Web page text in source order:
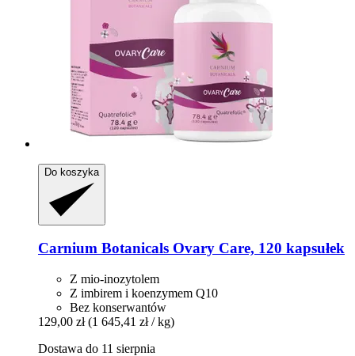
Do koszyka
Carnium Botanicals Ovary Care, 120 kapsułek
Z mio-inozytolem
Z imbirem i koenzymem Q10
Bez konserwantów
129,00 zł (1 645,41 zł / kg)
Dostawa do 11 sierpnia